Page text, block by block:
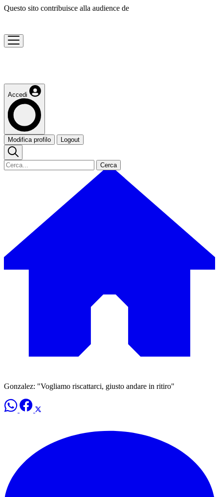
Questo sito contribuisce alla audience de
Accedi
Modifica profilo Logout
Cerca
Gonzalez: "Vogliamo riscattarci, giusto andare in ritiro"